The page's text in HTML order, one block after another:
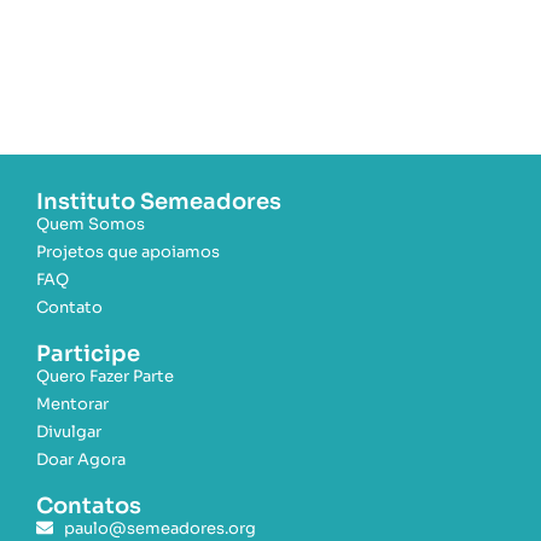
Instituto Semeadores
Quem Somos
Projetos que apoiamos
FAQ
Contato
Participe
Quero Fazer Parte
Mentorar
Divulgar
Doar Agora
Contatos
paulo@semeadores.org